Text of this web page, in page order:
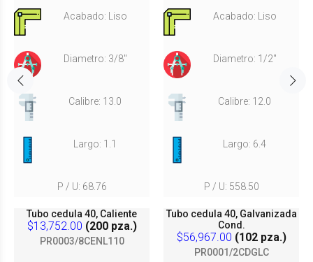
Acabado: Liso
Diametro: 3/8"
Calibre: 13.0
Largo: 1.1
P / U: 68.76
Tubo cedula 40, Caliente
$13,752.00 (200 pza.)
PR0003/8CENL110
Acabado: Liso
Diametro: 1/2"
Calibre: 12.0
Largo: 6.4
P / U: 558.50
Tubo cedula 40, Galvanizada
Cond.
$56,967.00 (102 pza.)
PR0001/2CDGLC